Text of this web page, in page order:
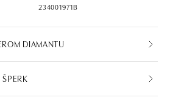
234001971B
DIAMANTU